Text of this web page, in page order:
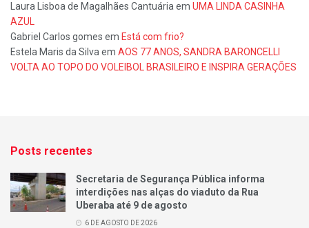
Laura Lisboa de Magalhães Cantuáriaem UMA LINDA CASINHA
AZUL
Gabriel Carlos gomes em Está com frio?
Estela Maris da Silvaem AOS 77 ANOS, SANDRA BARONCELLI
VOLTA AO TOPO DO VOLEIBOL BRASILEIRO E INSPIRA GERAÇÕES
Posts recentes
Secretaria de Segurança Pública informa
interdições nas alças do viaduto da Rua
Uberaba até 9 de agosto
6 DE AGOSTO DE 2026